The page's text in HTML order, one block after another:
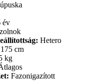
év
Hetero
175 cm
kg
Fazonigazított